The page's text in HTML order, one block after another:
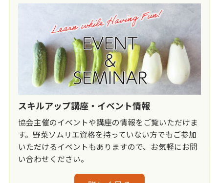
スキルアップ講座・イベント情報
協会主催のイベントや講座の情報をご覧いただけま
す。野菜ソムリエ資格を持っていない方でもご参加
いただけるイベントもありますので、お気軽にお問
い合わせください。